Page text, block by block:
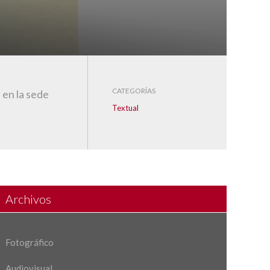
CATEGORÍAS
Textual
la sede
Archivos
Fotográfico